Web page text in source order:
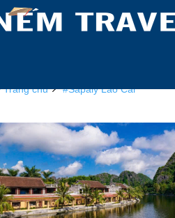
Trang chủ #Sapaly Lào Cai